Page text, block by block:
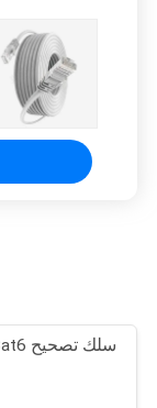
سلك تصحيح FTP Cat6